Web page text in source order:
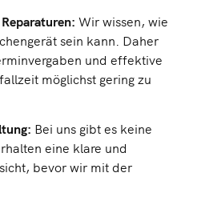
Wir wissen, wie
sein kann. Daher
und effektive
möglichst gering zu
Bei uns gibt es keine
eine klare und
bevor wir mit der